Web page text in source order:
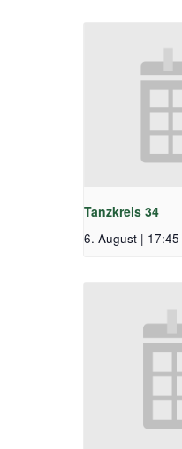
Tanzkreis 34
6. August | 17:45